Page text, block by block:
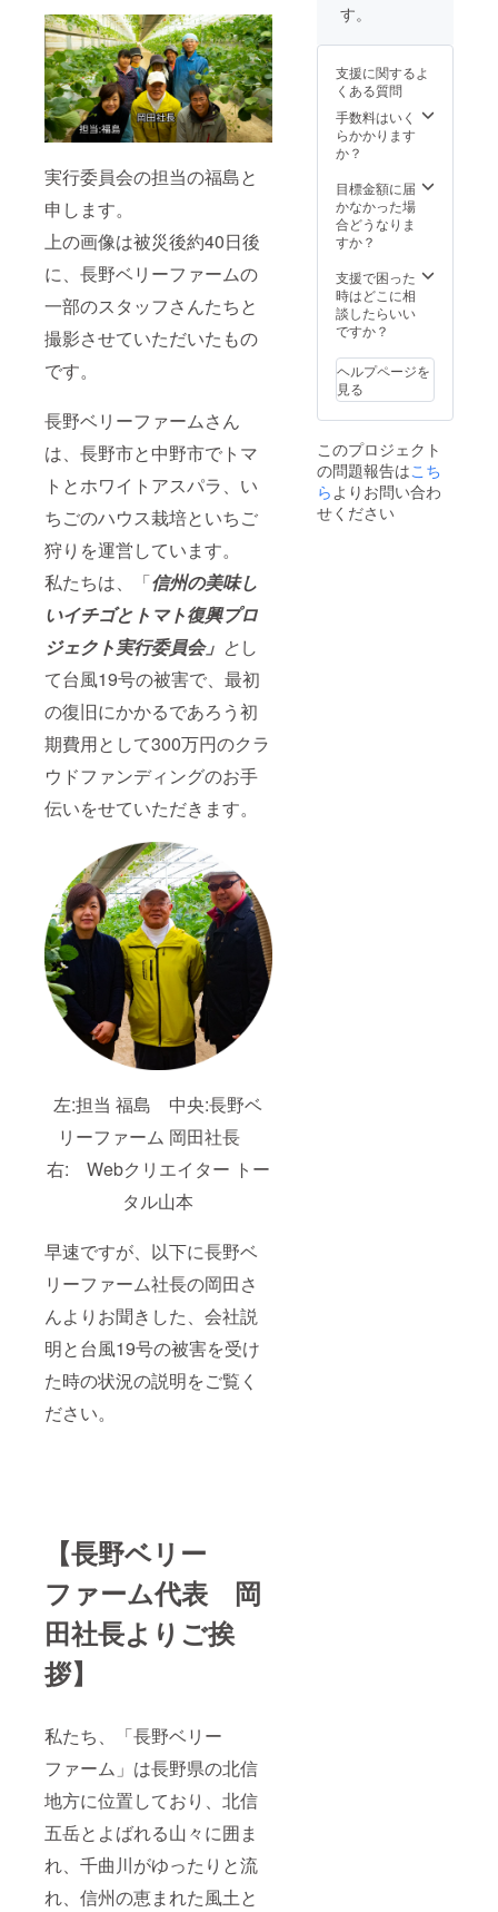
実行委員会の担当の福島と
申します。
上の画像は被災後約40日後
に、長野ベリーファームの
一部のスタッフさんたちと
撮影させていただいたもの
です。
長野ベリーファームさん
は、長野市と中野市でトマ
トとホワイトアスパラ、い
ちごのハウス栽培といちご
狩りを運営しています。
私たちは、「信州の美味し
いイチゴとトマト復興プロ
ジェクト実行委員会」 とし
て台風19号の被害で、最初
の復旧にかかるであろう初
期費用として300万円のクラ
ウドファンディングのお手
伝いをせていただきます。
左:担当 福島 中央:長野ベ
リーファーム 岡田社長
右: Webクリエイター トー
タル山本
早速ですが、以下に長野ベ
リーファーム社長の岡田さ
んよりお聞きした、会社説
明と台風19号の被害を受け
た時の状況の説明をご覧く
ださい。
【長野ベリー
ファーム代表 岡
田社長よりご挨
拶】
私たち、「長野ベリー
ファーム」は長野県の北信
地方に位置しており、北信
五岳とよばれる山々に囲ま
れ、千曲川がゆったりと流
れ、信州の恵まれた風土と
遅れる
ござい
ます。
予めご
了承く
ださ
お名前
掲載ご
希望の
方は支
必ず備
考欄に
ご希望
のお名
記入く
ださ
い。
により
たしま
す。ま
た、ご
支援多
数の場
順次発
送とな
ります
ので、
場合が
ござい
ます。
予めご
ださ
い。 ※
お名前
掲載ご
方は支
援時、
必ず備
考欄に
ご希望
※画像は
ジで
す。 ※
定期便
10回は
月１回
の配送
となり
ます。
発送時
2020年
3月以降
のス
タート
します
が復興
の状況
により
たしま
す。ま
た、ご
支援多
数の場
望の方
ご支援
いただ
ける金
額
（100,0
～）を
申込画
面にて
ご入力
い。 ※
送料込
の価格
になり
※郵送で
のお届
けとな
りま
画像は
イメー
ジで
す。 ※
イチゴ
す。
支援に関するよ
くある質問
手数料はいく
らかかります
か？
目標金額に届
かなかった場
合どうなりま
すか？
支援で困った
時はどこに相
談したらいい
ですか？
ヘルプページを
見る
このプロジェクト
の問題報告はこち
ら よりお問い合わ
せください